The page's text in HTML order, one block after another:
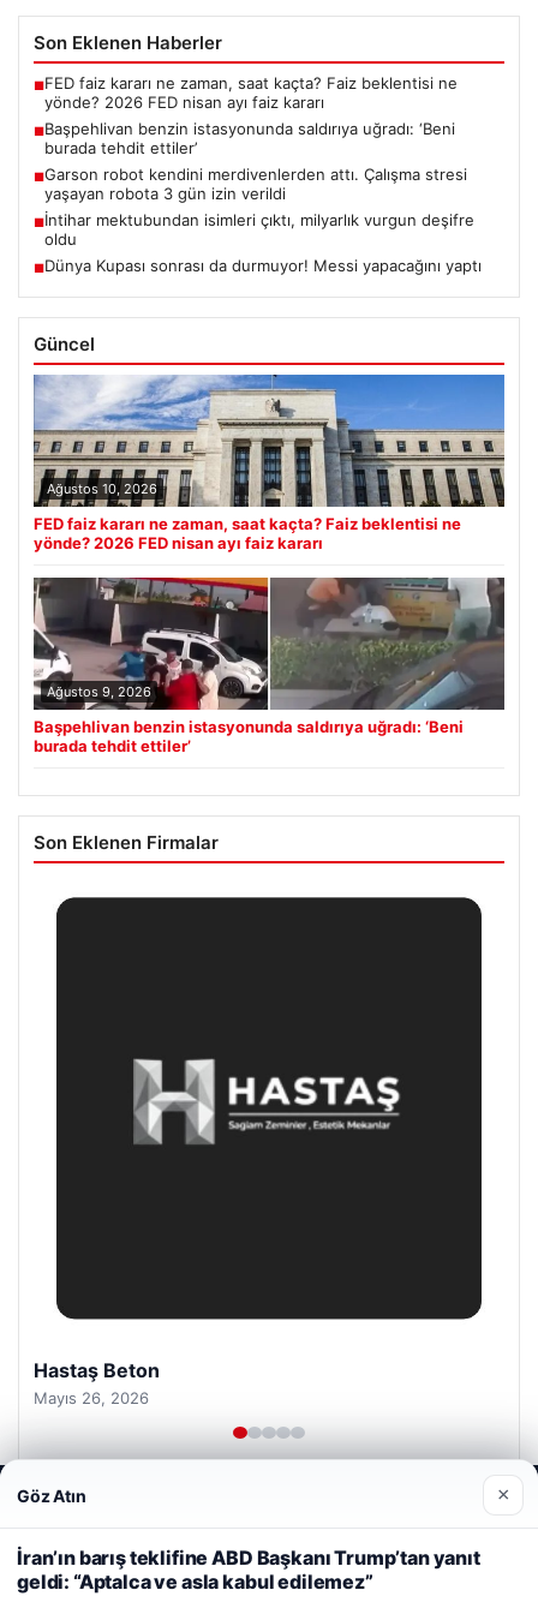
Son Eklenen Haberler
■FED faiz kararı ne zaman, saat kaçta? Faiz beklentisi ne
yönde? 2026 FED nisan ayı faiz kararı
■Başpehlivan benzin istasyonunda saldırıya uğradı: ‘Beni
burada tehdit ettiler’
■Garson robot kendini merdivenlerden attı. Çalışma stresi
yaşayan robota 3 gün izin verildi
■İntihar mektubundan isimleri çıktı, milyarlık vurgun deşifre
oldu
■Dünya Kupası sonrası da durmuyor! Messi yapacağını yaptı
Güncel
Ağustos 10, 2026
FED faiz kararı ne zaman, saat kaçta? Faiz beklentisi ne
yönde? 2026 FED nisan ayı faiz kararı
Ağustos 9, 2026
Başpehlivan benzin istasyonunda saldırıya uğradı: ‘Beni
burada tehdit ettiler’
Son Eklenen Firmalar
Hastaş Beton
Mayıs 26, 2026
© 2026 Haber Alan
Web sitemizi nasıl kullandığınızı daha iyi anlayabilmek,
deneyiminizi kişiselleştirmek ve geliştirmek amacıyla çerezler
kullanıyoruz.
Çerez Politikamız
Reddet Kabul Et
Göz Atın ×
İran’ın barış teklifine ABD Başkanı Trump’tan yanıt
geldi: “Aptalca ve asla kabul edilemez”